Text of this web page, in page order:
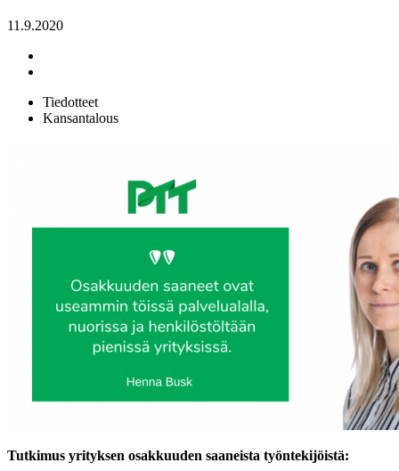
11.9.2020
Tiedotteet
Kansantalous
Tutkimus yrityksen osakkuuden saaneista työntekijöistä: